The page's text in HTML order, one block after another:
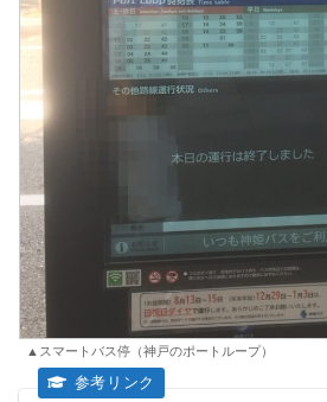
▲スマートバス停（神戸のポートループ）